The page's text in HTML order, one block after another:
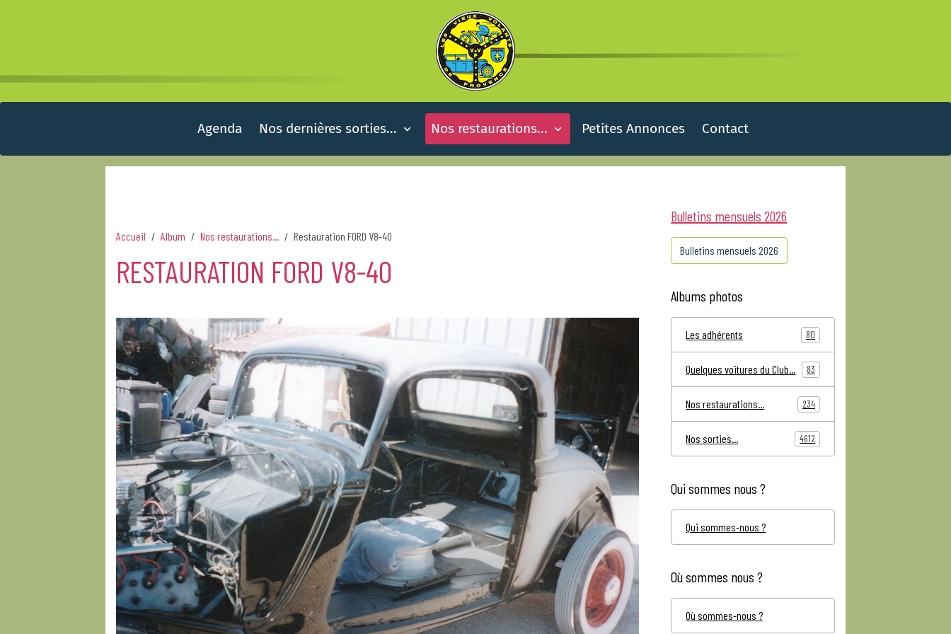
Agenda Nos dernières sorties... Nos restaurations... Petites Annonces Contact
Accueil Album Nos restaurations... Restauration FORD V8-40
RESTAURATION FORD V8-40
Bulletins mensuels 2026
Bulletins mensuels 2026
Albums photos
Les adhérents 80
Quelques voitures du Club... 83
Nos restaurations... 234
Nos sorties... 4612
Qui sommes nous ?
Qui sommes-nous ?
Où sommes nous ?
Où sommes-nous ?